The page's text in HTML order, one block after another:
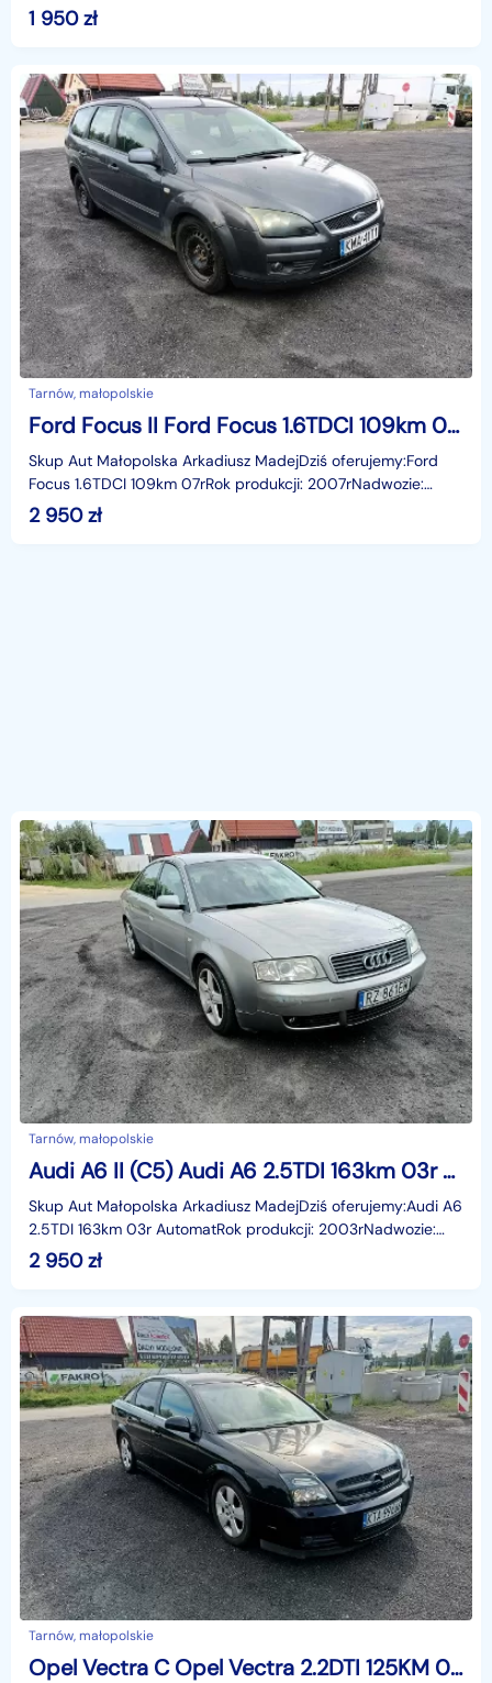
5Skrzynia: ManualPrzebieg: 174609 kmWyposażen
1 950zł
Tarnów, małopolskie
Ford Focus II Ford Focus 1.6TDCI 109km 07r
Skup Aut Małopolska Arkadiusz MadejDziś oferujemy:Ford
Focus 1.6TDCI 109km 07rRok produkcji: 2007rNadwozie:
KombiLiczba miejsc: 5Skrzynia: ManualPrzebieg: 31468
2 950zł
Tarnów, małopolskie
Audi A6 II (C5) Audi A6 2.5TDI 163km 03r Automat
Skup Aut Małopolska Arkadiusz MadejDziś oferujemy:Audi A6
2.5TDI 163km 03r AutomatRok produkcji: 2003rNadwozie:
SedanLiczba miejsc: 5Skrzynia: AutomatPrzebieg:
2 950zł
Tarnów, małopolskie
Opel Vectra C Opel Vectra 2.2DTI 125KM 04r